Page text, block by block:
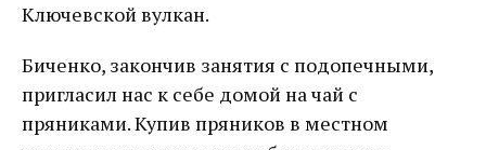
Ключевской вулкан.
Биченко, закончив занятия с подопечными,
пригласил нас к себе домой на чай с
пряниками. Купив пряников в местном